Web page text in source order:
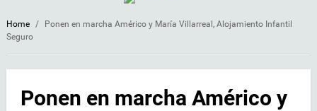
Home /
Ponen en marcha Américo y María Villarreal, Alojamiento Infantil
Seguro
Ponen en marcha Américo y